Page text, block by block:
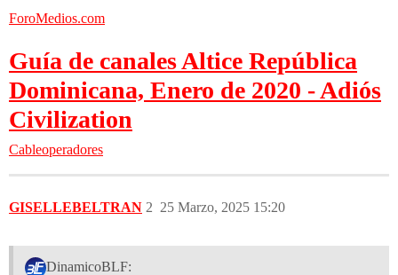
ForoMedios.com
Guía de canales Altice República
Dominicana, Enero de 2020 - Adiós
Civilization
Cableoperadores
GISELLEBELTRAN 25 Marzo, 2025 15:20
2
DinamicoBLF: